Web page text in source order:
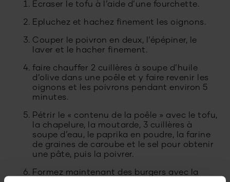
Ecraser le tofu à l’aide d’une fourchette.
Epluchez et hachez finement les oignons.
Couper le poivron en deux, l’épépiner, le
laver et le hacher finement.
faire chauffer 2 cuillères à soupe d’huile
d’olive dans une poêle et y faire revenir les
oignons et les poivrons pendant environ 5
minutes.
Pétrir le « contenu de la poêle » avec le tofu,
la chapelure, la moutarde, 3 cuillères à
soupe d’eau, le paprika en poudre, la farine
de graines de caroube et le sel pour obtenir
une pâte, puis la poivrer.
Formez maintenant des burgers avec la